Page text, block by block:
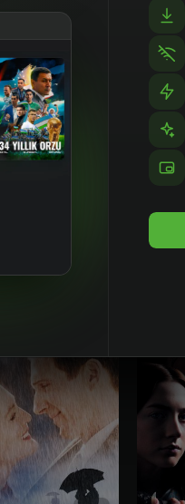
Дервла
Ривз